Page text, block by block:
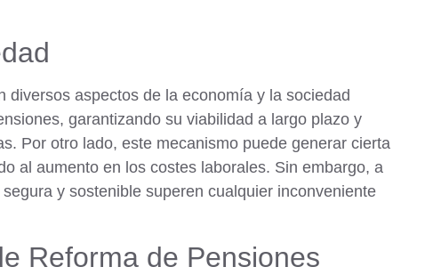
aspectos de la economía y la sociedad
garantizando su viabilidad a largo plazo y
Por otro lado, este mecanismo puede generar cierta
al aumento en los costes laborales. Sin embargo, a
y sostenible superen cualquier inconveniente
Reforma de Pensiones